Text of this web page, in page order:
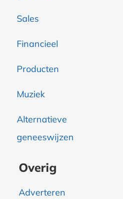
Sales
Financieel
Producten
Muziek
Alternatieve
geneeswijzen
Overig
Adverteren